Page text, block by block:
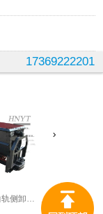
17369222201
翻斗式矿车/曲轨侧卸式/固定式矿车系列